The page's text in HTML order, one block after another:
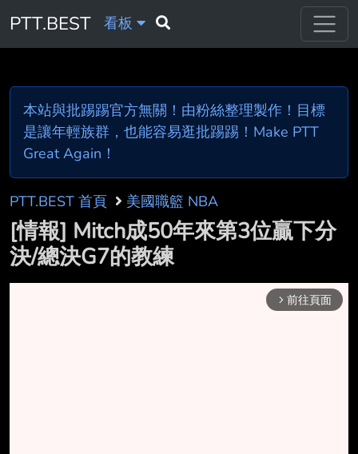
PTT.BEST 看板
本站與批踢踢官方無關！由粉絲整理製作！目標
是讓年輕族群，也能容易逛批踢踢！Make PTT
Great Again！
PTT.BEST 首頁 美國職籃 NBA
[情報] Mitch成50年來第3位贏下分
決/總決G7的教練
arrow_forward_ios 前往頁面